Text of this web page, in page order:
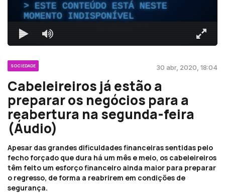
ESTE CONTEÚDO ESTÁ NESTE
MOMENTO INDISPONÍVEL
SOCIEDADE 30 abr, 2020, 18:04
Cabeleireiros já estão a
preparar os negócios para a
reabertura na segunda-feira
(Áudio)
Apesar das grandes dificuldades financeiras sentidas pelo
fecho forçado que dura há um mês e meio, os cabeleireiros
têm feito um esforço financeiro ainda maior para preparar
o regresso, de forma a reabrirem em condições de
segurança.